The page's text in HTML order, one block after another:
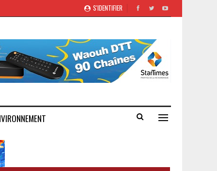
S'IDENTIFIER